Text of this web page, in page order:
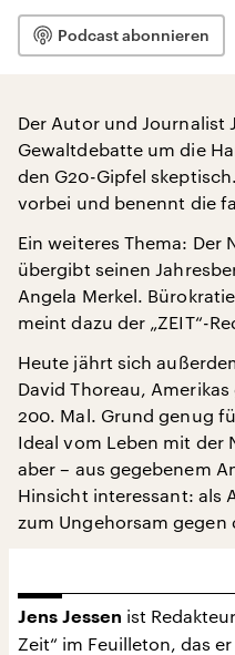
Podcast abonnieren
Der Autor und Journalist
Gewaltdebatte um die
den G20-Gipfel
vorbei und benennt die
Ein weiteres Thema:
übergibt seinen
Angela Merkel.
meint dazu der „ZEIT“-
Heute jährt sich
David Thoreau,
200. Mal. Grund genug
Ideal vom Leben mit der
aber – aus gegebenem
Hinsicht interessant: als
zum Ungehorsam gegen
Jens Jessen ist
Zeit“ im Feuilleton, das